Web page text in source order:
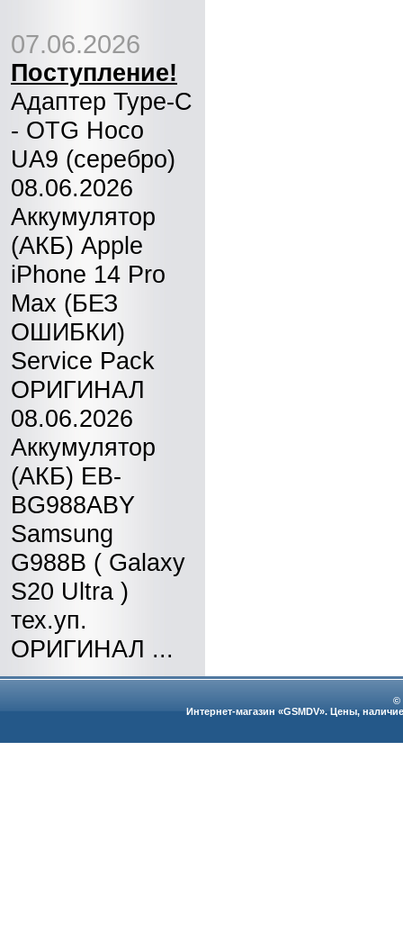
07.06.2026
Поступление!
Адаптер Type-C
- OTG Hoco
UA9 (серебро)
08.06.2026
Аккумулятор
(АКБ) Apple
iPhone 14 Pro
Max (БЕЗ
ОШИБКИ)
Service Pack
ОРИГИНАЛ
08.06.2026
Аккумулятор
(АКБ) EB-
BG988ABY
Samsung
G988B ( Galaxy
S20 Ultra )
тех.уп.
ОРИГИНАЛ ...
©
Интернет-магазин «GSMDV». Цены,